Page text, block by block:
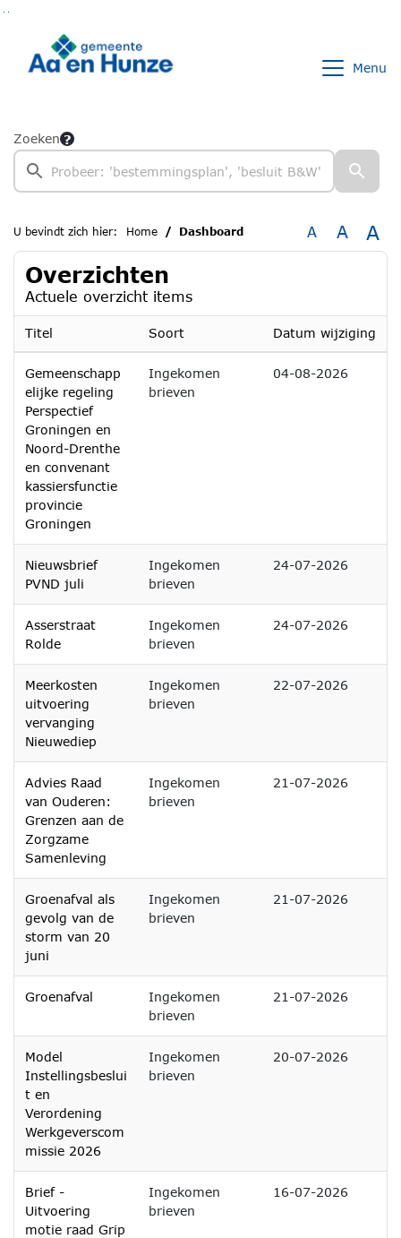
Menu
Zoeken
U bevindt zich hier: Home Dashboard A A A
Overzichten
Actuele overzicht items
Titel Soort Datum wijziging
Gemeenschapp
elijke regeling
Perspectief
Groningen en
Noord-Drenthe
en convenant
kassiersfunctie
provincie
Groningen
Ingekomen
brieven
04-08-2026
Nieuwsbrief
PVND juli
Ingekomen
brieven
24-07-2026
Asserstraat
Rolde
Ingekomen
brieven
24-07-2026
Meerkosten
uitvoering
vervanging
Nieuwediep
Ingekomen
brieven
22-07-2026
Advies Raad
van Ouderen:
Grenzen aan de
Zorgzame
Samenleving
Ingekomen
brieven
21-07-2026
Groenafval als
gevolg van de
storm van 20
juni
Ingekomen
brieven
21-07-2026
Groenafval
Ingekomen
brieven
21-07-2026
Model
Instellingsbeslui
t en
Verordening
Werkgeverscom
missie 2026
Ingekomen
brieven
20-07-2026
Brief -
Uitvoering
motie raad Grip
Ingekomen
brieven
16-07-2026